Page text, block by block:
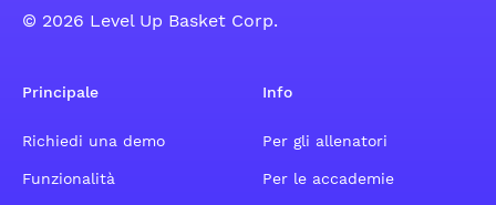
© 2026 Level Up Basket Corp.
Principale
Richiedi una demo
Funzionalità
Info
Per gli allenatori
Per le accademie